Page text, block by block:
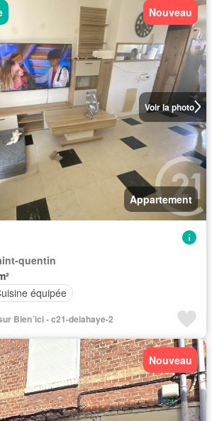
Voir la photo
Nouveau
Appartement
quentin
équipée
Bien´ici - c21-delahaye-2
Nouveau